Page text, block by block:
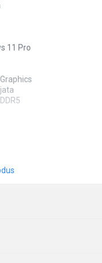
11 Pro